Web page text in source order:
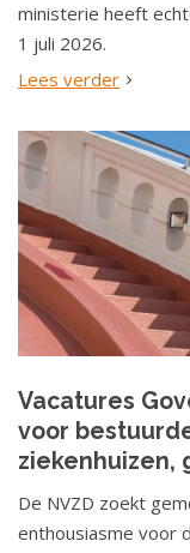
ministerie heeft
1 juli 2026.
Lees verder
Vacatures
voor
ziekenhuizen,
De NVZD zoekt
enthousiasme voor